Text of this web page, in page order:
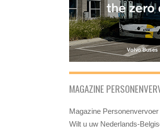
MAGAZINE
Magazine
Wilt u uw Nederlands-